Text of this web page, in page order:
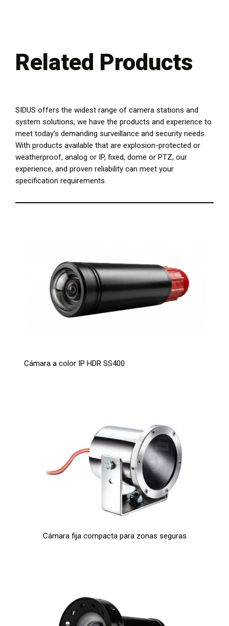
Related Products
SIDUS offers the widest range of camera stations and
system solutions, we have the products and experience to
meet today's demanding surveillance and security needs.
With products available that are explosion-protected or
weatherproof, analog or IP, fixed, dome or PTZ, our
experience, and proven reliability can meet your
specification requirements.
Cámara a color IP HDR SS400
Cámara fija compacta para zonas seguras